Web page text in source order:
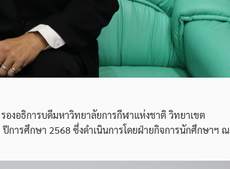
งอธิการบดีมหาวิทยาลัยการกีฬาแห่งชาติ วิทยาเขต
ารศึกษา 2568 ซึ่งดำเนินการโดยฝ่ายกิจการนักศึกษาฯ ณ